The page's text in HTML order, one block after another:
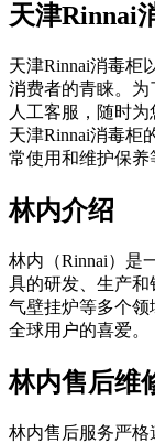
天津Rinnai
天津Rinnai消毒柜
消费者的青睐。
人工客服，随时
天津Rinnai消毒柜
常使用和维护保养
林内介绍
林内（Rinnai）是
具的研发、生产
气壁挂炉等多个
全球用户的喜爱。
林内售后维
林内售后服务严